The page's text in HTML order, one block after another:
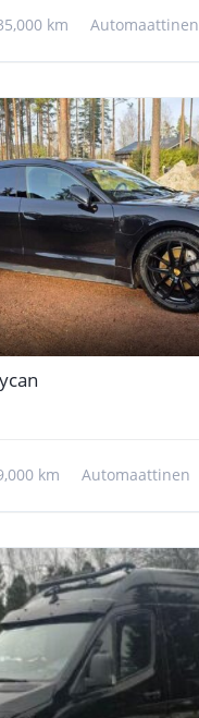
km Automaattinen
km Automaattinen